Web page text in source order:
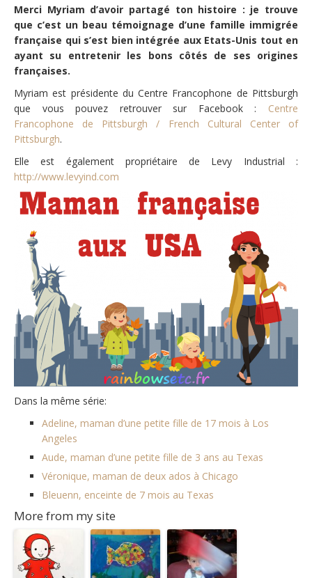
Merci Myriam d’avoir partagé ton histoire : je trouve
que c’est un beau témoignage d’une famille immigrée
française qui s’est bien intégrée aux Etats-Unis tout en
ayant su entretenir les bons côtés de ses origines
françaises.
Myriam est présidente du Centre Francophone de Pittsburgh
que vous pouvez retrouver sur Facebook : Centre
Francophone de Pittsburgh / French Cultural Center of
Pittsburgh.
Elle est également propriétaire de Levy Industrial :
http://www.levyind.com
Dans la même série:
Adeline, maman d’une petite fille de 17 mois à Los
Angeles
Aude, maman d’une petite fille de 3 ans au Texas
Véronique, maman de deux ados à Chicago
Bleuenn, enceinte de 7 mois au Texas
More from my site